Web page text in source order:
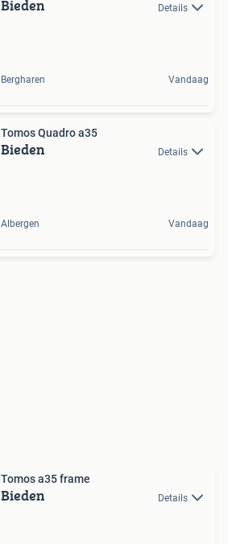
Bieden Details
Bergharen Vandaag
Tomos Quadro a35
Bieden Details
Albergen Vandaag
Tomos a35 frame
Bieden Details